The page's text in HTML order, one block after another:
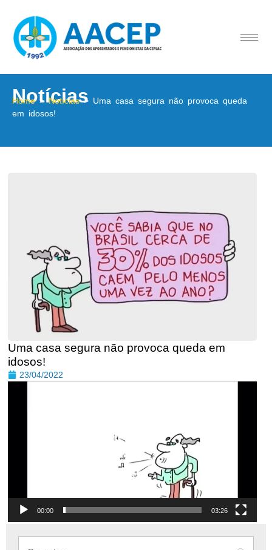
Notícias
Home>Notícias> Uma casa segura não provoca queda
em idosos!
Uma casa segura não provoca queda em
idosos!
23/04/2022
00:00 03:26